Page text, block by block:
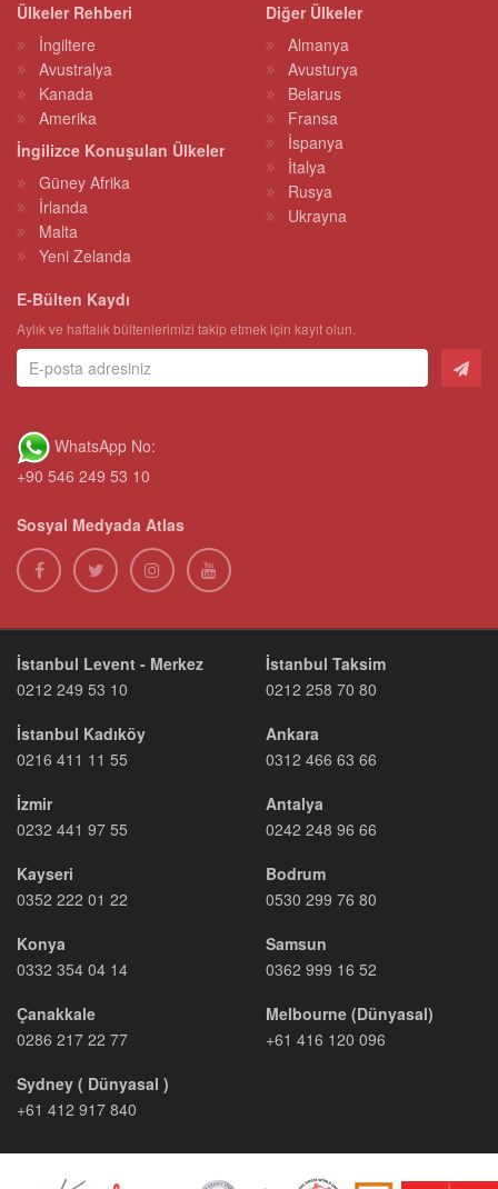
Ülkeler Rehberi
İngiltere
Avustralya
Kanada
Amerika
İngilizce Konuşulan Ülkeler
Güney Afrika
İrlanda
Malta
Yeni Zelanda
Diğer Ülkeler
Almanya
Avusturya
Belarus
Fransa
İspanya
İtalya
Rusya
Ukrayna
E-Bülten Kaydı
Aylık ve haftalık bültenlerimizi takip etmek için kayıt olun.
WhatsApp No:
+90 546 249 53 10
Sosyal Medyada Atlas
İstanbul Levent - Merkez
0212 249 53 10
İstanbul Taksim
0212 258 70 80
İstanbul Kadıköy
0216 411 11 55
Ankara
0312 466 63 66
İzmir
0232 441 97 55
Antalya
0242 248 96 66
Kayseri
0352 222 01 22
Bodrum
0530 299 76 80
Konya
0332 354 04 14
Samsun
0362 999 16 52
Çanakkale
0286 217 22 77
Melbourne (Dünyasal)
+61 416 120 096
Sydney ( Dünyasal )
+61 412 917 840